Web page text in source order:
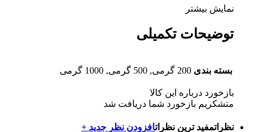
نمایش بیشتر
توضیحات تکمیلی
بسته بندی 200 گرمی, 500 گرمی, 1000 گرمی
بازخورد درباره این کالا
متشکریم بازخورد شما دریافت شد
نظراتمفید ترین نظراتافزودن نظر جدید +